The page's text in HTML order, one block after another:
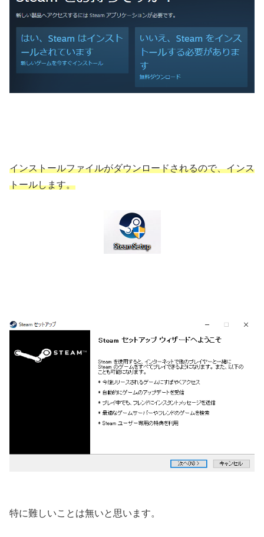
インストールファイルがダウンロードされるので、インス
トールします。
特に難しいことは無いと思います。